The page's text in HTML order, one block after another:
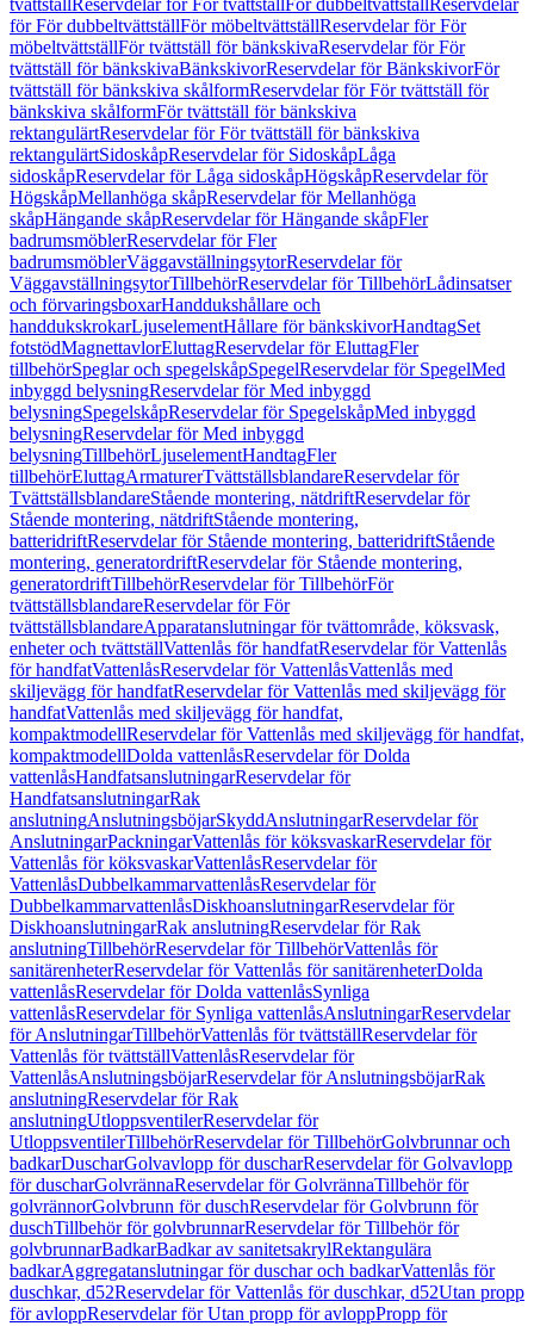
tvättställReservdelar för För tvättställFör dubbeltvättställReservdelar
för För dubbeltvättställFör möbeltvättställReservdelar för För
möbeltvättställFör tvättställ för bänkskivaReservdelar för För
tvättställ för bänkskivaBänkskivorReservdelar för BänkskivorFör
tvättställ för bänkskiva skålformReservdelar för För tvättställ för
bänkskiva skålformFör tvättställ för bänkskiva
rektangulärtReservdelar för För tvättställ för bänkskiva
rektangulärtSidoskåpReservdelar för SidoskåpLåga
sidoskåpReservdelar för Låga sidoskåpHögskåpReservdelar för
HögskåpMellanhöga skåpReservdelar för Mellanhöga
skåpHängande skåpReservdelar för Hängande skåpFler
badrumsmöblerReservdelar för Fler
badrumsmöblerVäggavställningsytorReservdelar för
VäggavställningsytorTillbehörReservdelar för TillbehörLådinsatser
och förvaringsboxarHanddukshållare och
handdukskrokarLjuselementHållare för bänkskivorHandtagSet
fotstödMagnettavlorEluttagReservdelar för EluttagFler
tillbehörSpeglar och spegelskåpSpegelReservdelar för SpegelMed
inbyggd belysningReservdelar för Med inbyggd
belysningSpegelskåpReservdelar för SpegelskåpMed inbyggd
belysningReservdelar för Med inbyggd
belysningTillbehörLjuselementHandtagFler
tillbehörEluttagArmaturerTvättställsblandareReservdelar för
TvättställsblandareStående montering, nätdriftReservdelar för
Stående montering, nätdriftStående montering,
batteridriftReservdelar för Stående montering, batteridriftStående
montering, generatordriftReservdelar för Stående montering,
generatordriftTillbehörReservdelar för TillbehörFör
tvättställsblandareReservdelar för För
tvättställsblandareApparatanslutningar för tvättområde, köksvask,
enheter och tvättställVattenlås för handfatReservdelar för Vattenlås
för handfatVattenlåsReservdelar för VattenlåsVattenlås med
skiljevägg för handfatReservdelar för Vattenlås med skiljevägg för
handfatVattenlås med skiljevägg för handfat,
kompaktmodellReservdelar för Vattenlås med skiljevägg för handfat,
kompaktmodellDolda vattenlåsReservdelar för Dolda
vattenlåsHandfatsanslutningarReservdelar för
HandfatsanslutningarRak
anslutningAnslutningsböjarSkyddAnslutningarReservdelar för
AnslutningarPackningarVattenlås för köksvaskarReservdelar för
Vattenlås för köksvaskarVattenlåsReservdelar för
VattenlåsDubbelkammarvattenlåsReservdelar för
DubbelkammarvattenlåsDiskhoanslutningarReservdelar för
DiskhoanslutningarRak anslutningReservdelar för Rak
anslutningTillbehörReservdelar för TillbehörVattenlås för
sanitärenheterReservdelar för Vattenlås för sanitärenheterDolda
vattenlåsReservdelar för Dolda vattenlåsSynliga
vattenlåsReservdelar för Synliga vattenlåsAnslutningarReservdelar
för AnslutningarTillbehörVattenlås för tvättställReservdelar för
Vattenlås för tvättställVattenlåsReservdelar för
VattenlåsAnslutningsböjarReservdelar för AnslutningsböjarRak
anslutningReservdelar för Rak
anslutningUtloppsventilerReservdelar för
UtloppsventilerTillbehörReservdelar för TillbehörGolvbrunnar och
badkarDuscharGolvavlopp för duscharReservdelar för Golvavlopp
för duscharGolvrännaReservdelar för GolvrännaTillbehör för
golvrännorGolvbrunn för duschReservdelar för Golvbrunn för
duschTillbehör för golvbrunnarReservdelar för Tillbehör för
golvbrunnarBadkarBadkar av sanitetsakrylRektangulära
badkarAggregatanslutningar för duschar och badkarVattenlås för
duschkar, d52Reservdelar för Vattenlås för duschkar, d52Utan propp
för avloppReservdelar för Utan propp för avloppPropp för